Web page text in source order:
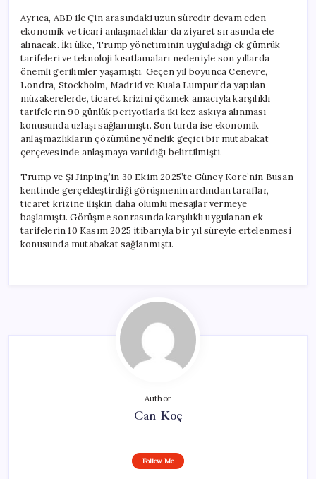
Ayrıca, ABD ile Çin arasındaki uzun süredir devam eden
ekonomik ve ticari anlaşmazlıklar da ziyaret sırasında ele
alınacak. İki ülke, Trump yönetiminin uyguladığı ek gümrük
tarifeleri ve teknoloji kısıtlamaları nedeniyle son yıllarda
önemli gerilimler yaşamıştı. Geçen yıl boyunca Cenevre,
Londra, Stockholm, Madrid ve Kuala Lumpur’da yapılan
müzakerelerde, ticaret krizini çözmek amacıyla karşılıklı
tarifelerin 90 günlük periyotlarla iki kez askıya alınması
konusunda uzlaşı sağlanmıştı. Son turda ise ekonomik
anlaşmazlıkların çözümüne yönelik geçici bir mutabakat
çerçevesinde anlaşmaya varıldığı belirtilmişti.
Trump ve Şi Jinping’in 30 Ekim 2025’te Güney Kore’nin Busan
kentinde gerçekleştirdiği görüşmenin ardından taraflar,
ticaret krizine ilişkin daha olumlu mesajlar vermeye
başlamıştı. Görüşme sonrasında karşılıklı uygulanan ek
tarifelerin 10 Kasım 2025 itibarıyla bir yıl süreyle ertelenmesi
konusunda mutabakat sağlanmıştı.
Author
Can Koç
Follow Me